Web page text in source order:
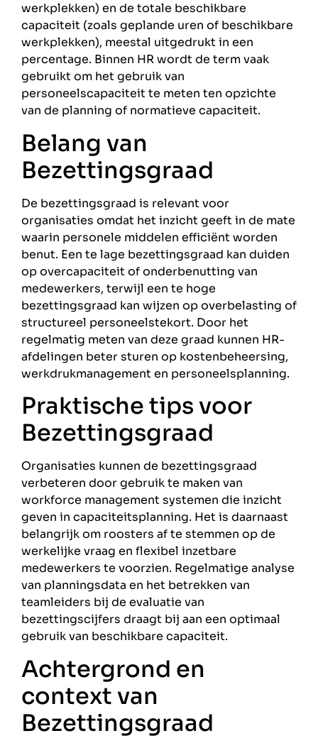
werkplekken) en de totale beschikbare
capaciteit (zoals geplande uren of beschikbare
werkplekken), meestal uitgedrukt in een
percentage. Binnen HR wordt de term vaak
gebruikt om het gebruik van
personeelscapaciteit te meten ten opzichte
van de planning of normatieve capaciteit.
Belang van
Bezettingsgraad
De bezettingsgraad is relevant voor
organisaties omdat het inzicht geeft in de mate
waarin personele middelen efficiënt worden
benut. Een te lage bezettingsgraad kan duiden
op overcapaciteit of onderbenutting van
medewerkers, terwijl een te hoge
bezettingsgraad kan wijzen op overbelasting of
structureel personeelstekort. Door het
regelmatig meten van deze graad kunnen HR-
afdelingen beter sturen op kostenbeheersing,
werkdrukmanagement en personeelsplanning.
Praktische tips voor
Bezettingsgraad
Organisaties kunnen de bezettingsgraad
verbeteren door gebruik te maken van
workforce management systemen die inzicht
geven in capaciteitsplanning. Het is daarnaast
belangrijk om roosters af te stemmen op de
werkelijke vraag en flexibel inzetbare
medewerkers te voorzien. Regelmatige analyse
van planningsdata en het betrekken van
teamleiders bij de evaluatie van
bezettingscijfers draagt bij aan een optimaal
gebruik van beschikbare capaciteit.
Achtergrond en
context van
Bezettingsgraad